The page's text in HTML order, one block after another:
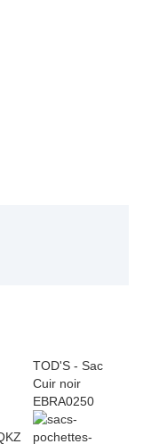
TOD'S - Sac
Cuir noir
EBRA0250